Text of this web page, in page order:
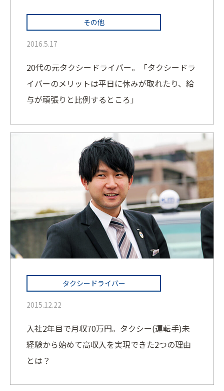
その他
2016.5.17
20代の元タクシードライバー。「タクシードラ
イバーのメリットは平日に休みが取れたり、給
与が頑張りと比例するところ」
タクシードライバー
2015.12.22
入社2年目で月収70万円。タクシー(運転手)未
経験から始めて高収入を実現できた2つの理由
とは？